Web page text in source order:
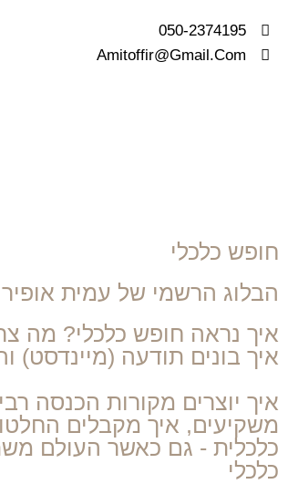
050-2374195
Amitoffir@Gmail.Com
חופש כלכלי
הבלוג הרשמי של עמית אופיר
איך נראה חופש כלכלי? מה
איך בונים תודעה (מיינדסט)
איך יוצרים מקורות הכנסה
משקיעים, איך מקבלים
כלכלית - גם כאשר העולם
כלכלי